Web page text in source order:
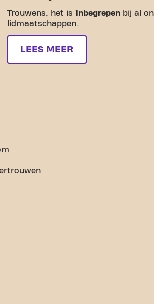
Trouwens, het is inbegrepen bij al
lidmaatschappen.
LEES MEER